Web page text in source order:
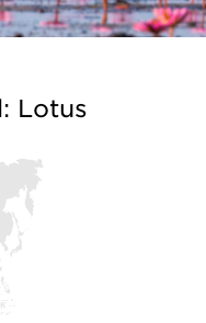
Lotus